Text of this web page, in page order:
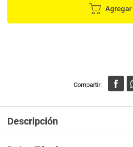
Agregar
Descripción